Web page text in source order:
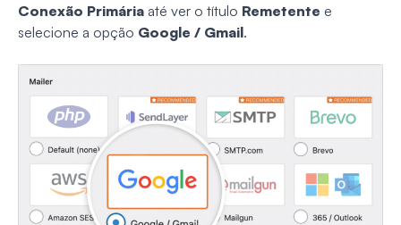
Conexão Primária até ver o título Remetente e
selecione a opção Google / Gmail.